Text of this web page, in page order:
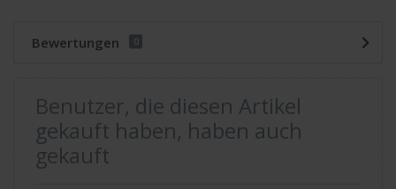
Bewertungen 0
Benutzer, die diesen Artikel
gekauft haben, haben auch
gekauft